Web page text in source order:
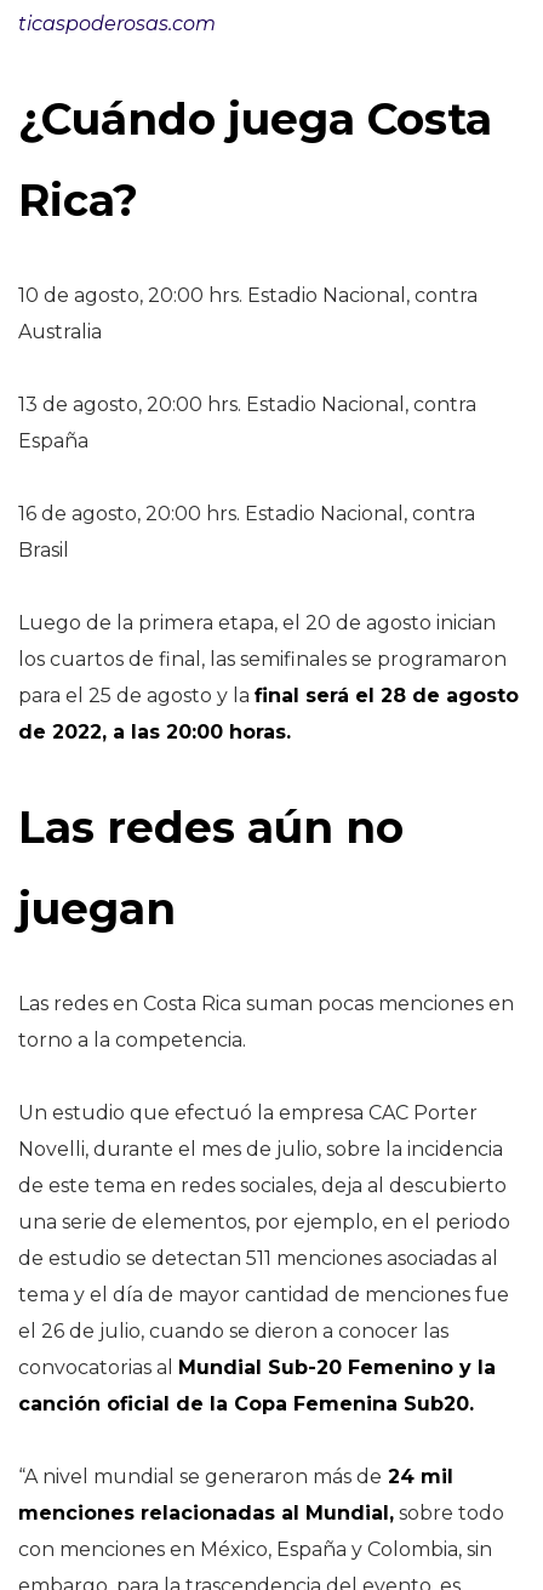
ticaspoderosas.com
¿Cuándo juega Costa
Rica?
10 de agosto, 20:00 hrs. Estadio Nacional, contra
Australia
13 de agosto, 20:00 hrs. Estadio Nacional, contra
España
16 de agosto, 20:00 hrs. Estadio Nacional, contra
Brasil
Luego de la primera etapa, el 20 de agosto inician
los cuartos de final, las semifinales se programaron
para el 25 de agosto y la final será el 28 de agosto
de 2022, a las 20:00 horas.
Las redes aún no
juegan
Las redes en Costa Rica suman pocas menciones en
torno a la competencia.
Un estudio que efectuó la empresa CAC Porter
Novelli, durante el mes de julio, sobre la incidencia
de este tema en redes sociales, deja al descubierto
una serie de elementos, por ejemplo, en el periodo
de estudio se detectan 511 menciones asociadas al
tema y el día de mayor cantidad de menciones fue
el 26 de julio, cuando se dieron a conocer las
convocatorias al Mundial Sub-20 Femenino y la
canción oficial de la Copa Femenina Sub20.
“A nivel mundial se generaron más de 24 mil
menciones relacionadas al Mundial, sobre todo
con menciones en México, España y Colombia, sin
embargo, para la trascendencia del evento, es